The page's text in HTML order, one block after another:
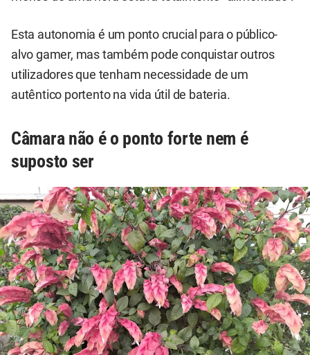
Esta autonomia é um ponto crucial para o público-
alvo gamer, mas também pode conquistar outros
utilizadores que tenham necessidade de um
autêntico portento na vida útil de bateria.
Câmara não é o ponto forte nem é
suposto ser